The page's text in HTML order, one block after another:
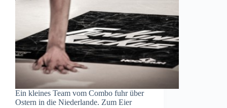
Ein kleines Team vom Combo fuhr über
Ostern in die Niederlande. Zum Eier